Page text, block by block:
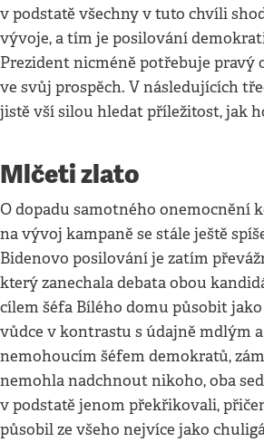
v podstatě všechny v tuto chvíli
vývoje, a tím je posilování
Prezident nicméně potřebuje pravý
ve svůj prospěch. V následujících
jistě vší silou hledat příležitost, jak
Mlčeti zlato
O dopadu samotného onemocnění
na vývoj kampaně se stále ještě
Bidenovo posilování je zatím
který zanechala debata obou
cílem šéfa Bílého domu působit
vůdce v kontrastu s údajně mdlým
nemohoucím šéfem demokratů,
nemohla nadchnout nikoho, oba
v podstatě jenom překřikovali,
působil ze všeho nejvíce jako